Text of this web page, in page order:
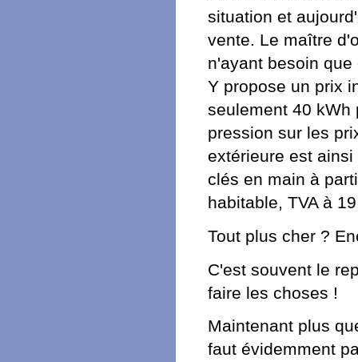
situation et
vente. Le maître
n'ayant besoin
Y propose un prix
seulement 40 kWh
pression sur les
extérieure est
clés en main à
habitable, TVA à
Tout plus cher ?
C'est souvent le
faire les choses !
Maintenant plus
faut évidemment